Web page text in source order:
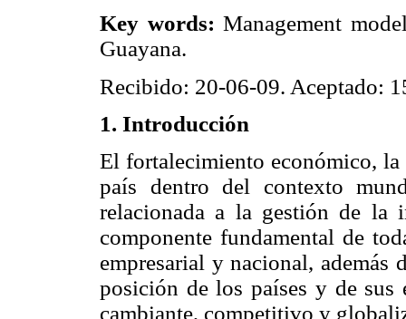
Key words: Management
Guayana.
Recibido: 20-06-09. Aceptado:
1. Introducción
El fortalecimiento económico,
país dentro del contexto
relacionada a la gestión de la
componente fundamental de
empresarial y nacional, además
posición de los países y de sus
cambiante, competitivo y